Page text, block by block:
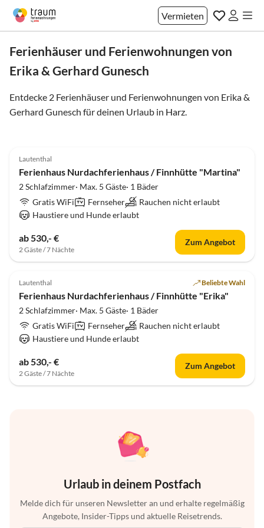
Vermieten
Ferienhäuser und Ferienwohnungen von
Erika & Gerhard Gunesch
Entdecke 2 Ferienhäuser und Ferienwohnungen von Erika &
Gerhard Gunesch für deinen Urlaub in Harz.
Lautenthal
Ferienhaus Nurdachferienhaus / Finnhütte "Martina"
2 Schlafzimmer· Max. 5 Gäste· 1 Bäder
Gratis WiFi
Fernseher
Rauchen nicht erlaubt
Haustiere und Hunde erlaubt
ab 530,- €
2 Gäste / 7 Nächte
Zum Angebot
4.9 (4)
Lautenthal Beliebte Wahl
Ferienhaus Nurdachferienhaus / Finnhütte "Erika"
2 Schlafzimmer· Max. 5 Gäste· 1 Bäder
Gratis WiFi
Fernseher
Rauchen nicht erlaubt
Haustiere und Hunde erlaubt
ab 530,- €
2 Gäste / 7 Nächte
Zum Angebot
Urlaub in deinem Postfach
Melde dich für unseren Newsletter an und erhalte regelmäßig
Angebote, Insider-Tipps und aktuelle Reisetrends.